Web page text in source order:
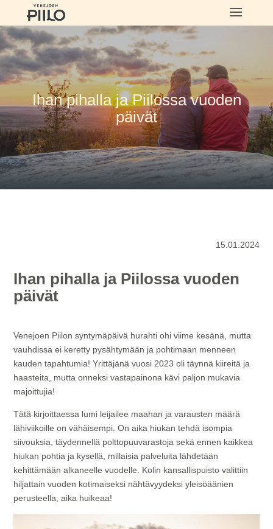
Ihan pihalla ja Piilossa vuoden
päivät
15.01.2024
Ihan pihalla ja Piilossa vuoden
päivät
Venejoen Piilon syntymäpäivä hurahti ohi viime kesänä, mutta
vauhdissa ei keretty pysähtymään ja pohtimaan menneen
kauden tapahtumia! Yrittäjänä vuosi 2023 oli täynnä kiireitä ja
haasteita, mutta onneksi vastapainona kävi paljon mukavia
majoittujia!
Tätä kirjoittaessa lumi leijailee maahan ja varausten määrä
lähiviikoille on vähäisempi. On aika hiukan tehdä isompia
siivouksia, täydennellä polttopuuvarastoja sekä ennen kaikkea
hiukan pohtia ja kysellä, millaisia palveluita lähdetään
kehittämään alkaneelle vuodelle. Kolin kansallispuisto valittiin
hiljattain vuoden kotimaiseksi nähtävyydeksi yleisöäänien
perusteella, aika huikeaa!